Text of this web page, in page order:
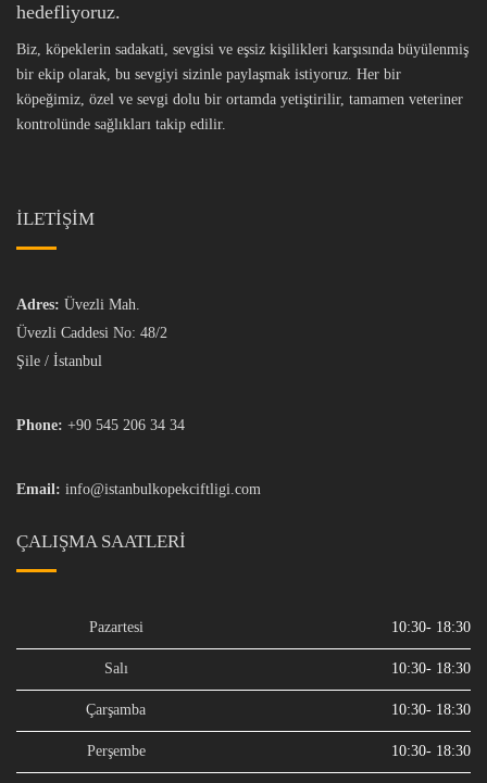
hedefliyoruz.
Biz, köpeklerin sadakati, sevgisi ve eşsiz kişilikleri karşısında büyülenmiş
bir ekip olarak, bu sevgiyi sizinle paylaşmak istiyoruz. Her bir
köpeğimiz, özel ve sevgi dolu bir ortamda yetiştirilir, tamamen veteriner
kontrolünde sağlıkları takip edilir.
İLETİŞİM
Adres: Üvezli Mah.
Üvezli Caddesi No: 48/2
Şile / İstanbul
Phone: +90 545 206 34 34
Email: info@istanbulkopekciftligi.com
ÇALIŞMA SAATLERI
Pazartesi 10:30- 18:30
Salı 10:30- 18:30
Çarşamba 10:30- 18:30
Perşembe 10:30- 18:30